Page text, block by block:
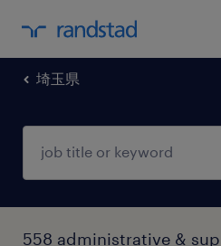
埼玉県
558 administrative &